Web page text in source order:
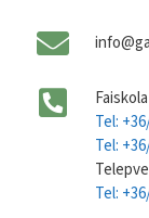
Tel:
Tel:
Tel: